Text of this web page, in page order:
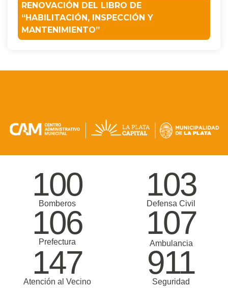
RENOVACIÓN DEL LIBRO DE
“HABILITACIÓN, INSPECCIÓN Y
MANTENIMIENTO”
100
Bomberos
103
Defensa Civil
106
Prefectura
107
Ambulancia
147
Atención al Vecino
911
Seguridad